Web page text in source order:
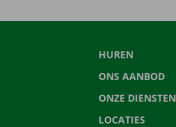
HUREN
ONS AANBOD
ONZE DIENSTEN
LOCATIES